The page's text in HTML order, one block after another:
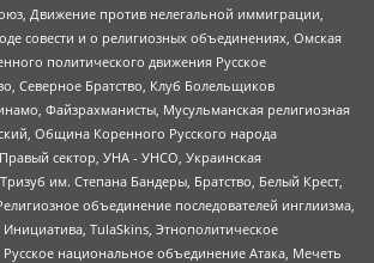
Движение против нелегальной иммиграции,
совести и о религиозных объединениях, Омская
политического движения Русское
Северное Братство, Клуб Болельщиков
Файзрахманисты, Мусульманская религиозная
Община Коренного Русского народа
сектор, УНА - УНСО, Украинская
им. Степана Бандеры, Братство, Белый Крест,
объединение последователей инглиизма,
TulaSkins, Этнополитическое
национальное объединение Атака, Мечеть